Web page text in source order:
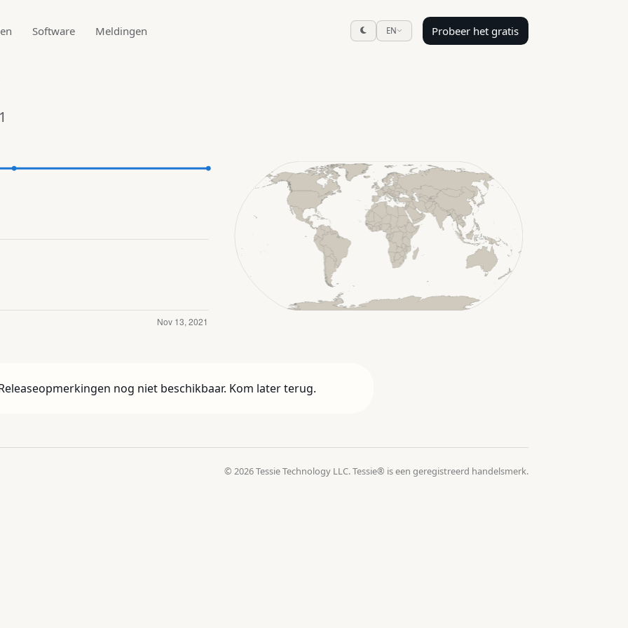
Software Meldingen EN Probeer het gratis
nog niet beschikbaar. Kom later terug.
© 2026 Tessie Technology LLC. Tessie® is een geregistreerd handelsmerk.